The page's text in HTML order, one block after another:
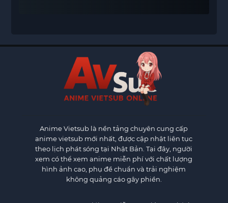
Anime Vietsub là nền tảng chuyên cung cấp
anime vietsub mới nhất, được cập nhật liên tục
theo lịch phát sóng tại Nhật Bản. Tại đây, người
xem có thể xem anime miễn phí với chất lượng
hình ảnh cao, phụ đề chuẩn và trải nghiệm
không quảng cáo gây phiền.